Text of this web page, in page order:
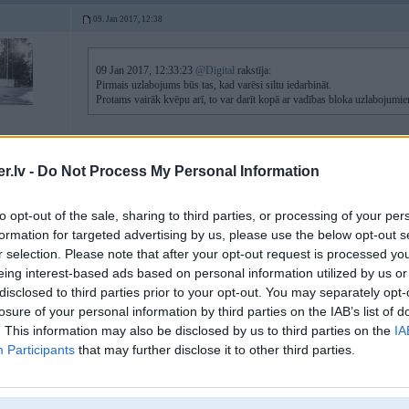
- Do Not Process My Personal Information
opt-out of the sale, sharing to third parties, or processing of your
for targeted advertising by us, please use the below opt-out
selection. Please note that after your opt-out request is processed
interest-based ads based on personal information utilized by us
to third parties prior to your opt-out. You may separately
of your personal information by third parties on the IAB’s list of
This information may also be disclosed by us to third parties on the
Participants that may further disclose it to other third parties.
09. Jan 2017, 12:38
09 Jan 2017, 12:33:23 @Digital rakstīja:
Pirmais uzlabojums būs tas, kad varēsi siltu iedarbināt.
Protams vairāk kvēpu arī, to var darīt kopā ar vadības bloka
09. Jan 2017, 13:47
09 Jan 2017, 12:30:53 @SArakstīja:
Jautājums spečukiem
Stāv oriģinālais sūknis tagad(TDS'am) gribu uzlikt ar lielāku
tomēr tukša laika tērēšana?